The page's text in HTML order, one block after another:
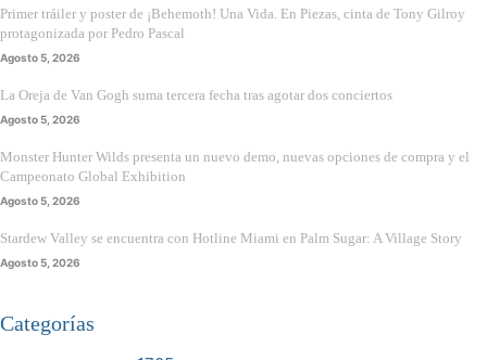
Primer tráiler y poster de ¡Behemoth! Una Vida. En Piezas, cinta de Tony Gilroy
protagonizada por Pedro Pascal
Agosto 5, 2026
La Oreja de Van Gogh suma tercera fecha tras agotar dos conciertos
Agosto 5, 2026
Monster Hunter Wilds presenta un nuevo demo, nuevas opciones de compra y el
Campeonato Global Exhibition
Agosto 5, 2026
Stardew Valley se encuentra con Hotline Miami en Palm Sugar: A Village Story
Agosto 5, 2026
Categorías